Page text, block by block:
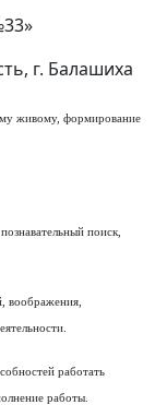
г. Балашиха
живому, формирование
поиск,
воображения,
работать
работы.